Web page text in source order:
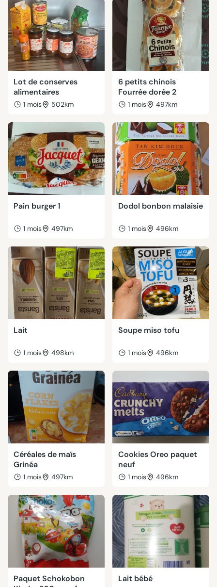
Lot de conserves
alimentaires
1 mois 502km
6 petits chinois
Fourrée dorée 2
1 mois 497km
Pain burger 1
1 mois 497km
Dodol bonbon malaisie
1 mois 496km
Lait
1 mois 498km
Soupe miso tofu
1 mois 496km
Céréales de maïs
Grinéa
1 mois 497km
Cookies Oreo paquet
neuf
1 mois 496km
Paquet Schokobon
Lait bébé